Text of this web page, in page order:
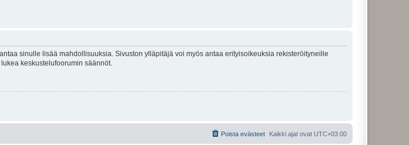
sinulle lisää mahdollisuuksia. Sivuston ylläpitäjä voi myös antaa erityisoikeuksia rekisteröityneille
keskustelufoorumin säännöt.
Kaikki ajat ovat UTC+03:00
Poista evästeet